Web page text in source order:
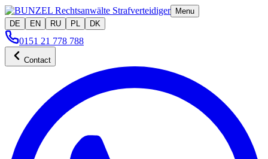
Menu
DE
EN RU PL DK
0151 21 778 788
Contact